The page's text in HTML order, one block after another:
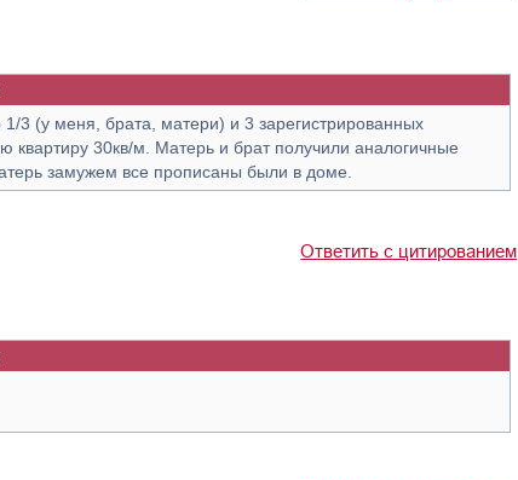
3 (у меня, брата, матери) и 3 зарегистрированных
квартиру 30кв/м. Матерь и брат получили аналогичные
замужем все прописаны были в доме.
Ответить с цитированием